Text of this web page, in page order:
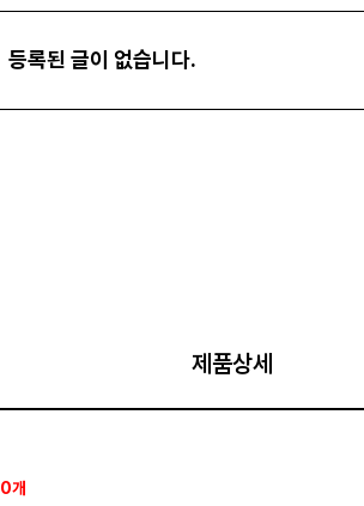
등록된 글이 없습니다.
제품상세
0개